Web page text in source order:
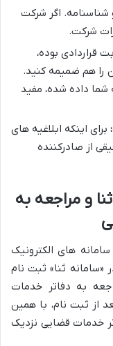
اگر شرکت
شرکت.
قراردادی بوده،
آن را هم ضمیمه کنید.
داده شده، مفید
برای اینکه ابلاغیه های
از صادرکننده
و مراجعه به
های الکترونیک
ثنا» ثبت نام
به دفاتر خدمات
از ثبت نام، با همین
خدمات قضایی نزدیک